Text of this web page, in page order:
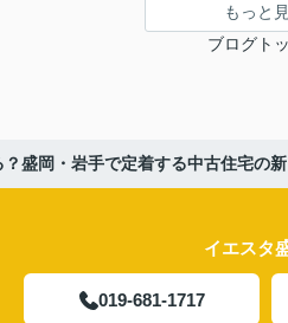
もっと
ブログト
盛岡・岩手で定着する中古住宅の
イエスタ
019-681-1717